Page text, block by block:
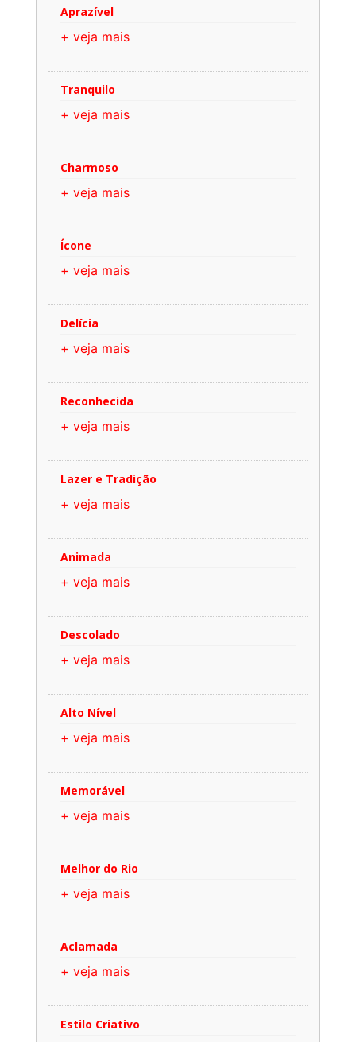
Aprazível
+ veja mais
Tranquilo
+ veja mais
Charmoso
+ veja mais
Ícone
+ veja mais
Delícia
+ veja mais
Reconhecida
+ veja mais
Lazer e Tradição
+ veja mais
Animada
+ veja mais
Descolado
+ veja mais
Alto Nível
+ veja mais
Memorável
+ veja mais
Melhor do Rio
+ veja mais
Aclamada
+ veja mais
Estilo Criativo